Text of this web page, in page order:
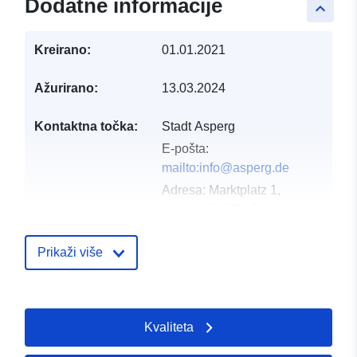
keyboard_arrow_up
Dodatne informacije
Kreirano: 01.01.2021
Ažurirano: 13.03.2024
Kontaktna točka:
Stadt Asperg
E-pošta:
mailto:info@asperg.de
Adresa: Marktplatz 1,
Kataloški
Ažurirano na temelju
25 July 2026
Prikaži više
Kvaliteta